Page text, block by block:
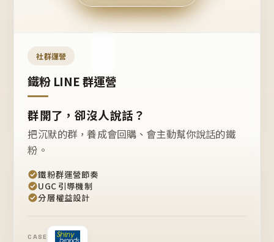
開團
嗎？
社群運營
鐵粉 LINE 群運營
群開了，卻沒人說話？
把沉默的群，養成會回購、會主動幫你說話的鐵
粉。
鐵粉群運營節奏
UGC 引導機制
分層權益設計
CASE